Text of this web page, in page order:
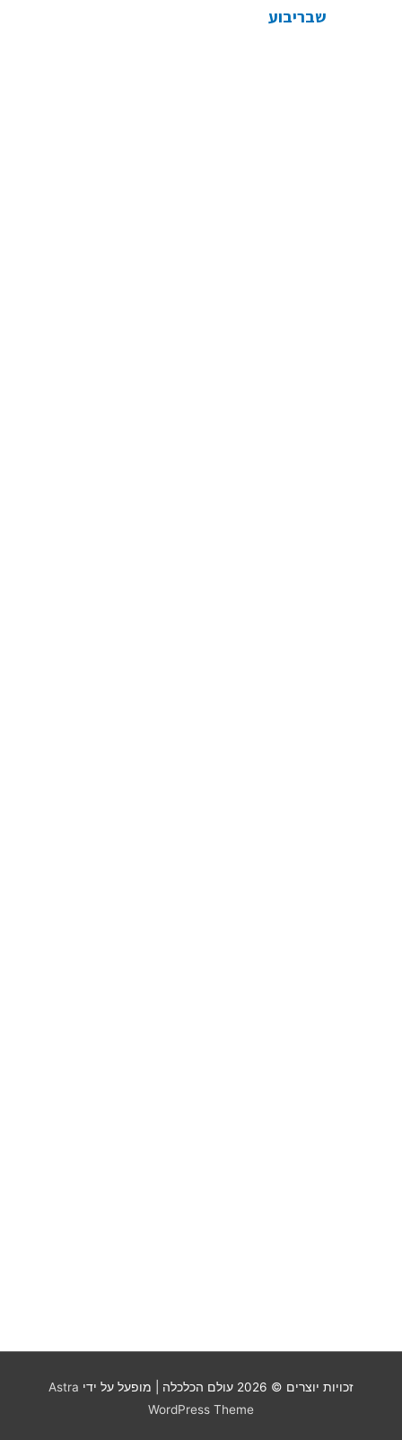
שבריבוע
זכויות יוצרים © 2026 עולם הכלכלה | מופעל על ידי Astra
WordPress Theme